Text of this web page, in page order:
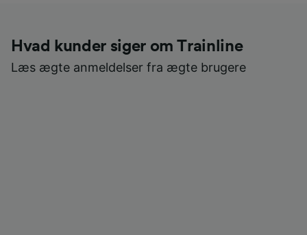
Hvad kunder siger om Trainline
Læs ægte anmeldelser fra ægte brugere